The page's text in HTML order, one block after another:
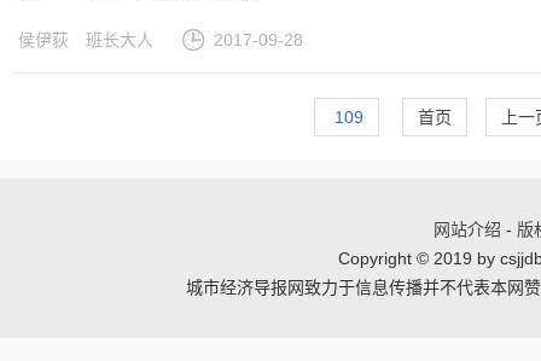
侯伊荻 班长大人 2017-09-28
109 首页 上一
网站介绍 - 版
Copyright © 2019 by
城市经济导报网致力于信息传播并不代表本网